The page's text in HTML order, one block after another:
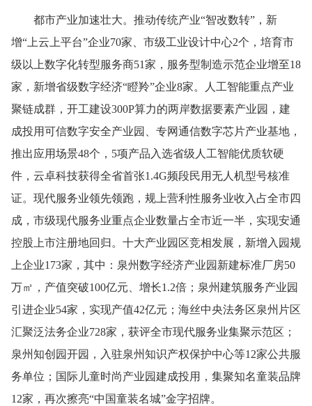
都市产业加速壮大。推动传统产业“智改数转”，新
增“上云上平台”企业70家、市级工业设计中心2个，培育市
级以上数字化转型服务商51家，服务型制造示范企业增至18
家，新增省级数字经济“瞪羚”企业8家。人工智能重点产业
聚链成群，开工建设300P算力的两岸数据要素产业园，建
成投用可信数字安全产业园、专网通信数字芯片产业基地，
推出应用场景48个，5项产品入选省级人工智能优质软硬
件，云卓科技获得全省首张1.4G频段民用无人机型号核准
证。现代服务业领先领跑，规上营利性服务业收入占全市四
成，市级现代服务业重点企业数量占全市近一半，实现安通
控股上市注册地回归。十大产业园区竞相发展，新增入园规
上企业173家，其中：泉州数字经济产业园新建标准厂房50
万㎡，产值突破100亿元、增长1.2倍；泉州建筑服务产业园
引进企业54家，实现产值42亿元；海丝中央法务区泉州片区
汇聚泛法务企业728家，获评全市现代服务业集聚示范区；
泉州知创园开园，入驻泉州知识产权保护中心等12家公共服
务单位；国际儿童时尚产业园建成投用，集聚知名童装品牌
12家，再次擦亮“中国童装名城”金字招牌。